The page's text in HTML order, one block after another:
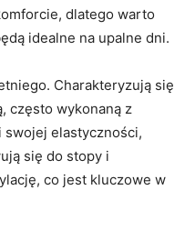
dlatego warto
idealne na ⁣upalne ‍dni.
​Charakteryzują się
często wykonaną z
swojej elastyczności,
się do stopy i
co jest‍ kluczowe w